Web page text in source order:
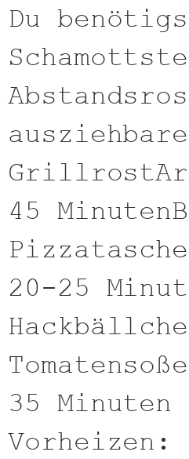
Du
45
20-25
35 Minuten
Vorheizen: